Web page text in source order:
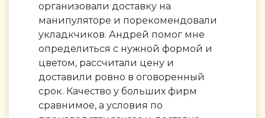
организовали доставку на
манипуляторе и порекомендовали
укладкчиков. Андрей помог мне
определиться с нужной формой и
цветом, рассчитали цену и
доставили ровно в оговоренный
срок. Качество у больших фирм
сравнимое, а условия по